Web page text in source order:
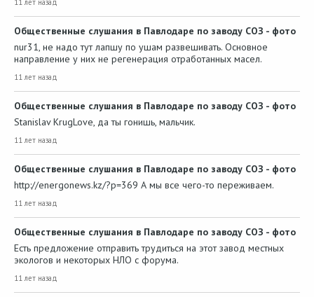
11 лет назад
Общественные слушания в Павлодаре по заводу СОЗ - фото
nur31, не надо тут лапшу по ушам развешивать. Основное
направление у них не регенерация отработанных масел.
11 лет назад
Общественные слушания в Павлодаре по заводу СОЗ - фото
Stanislav KrugLove, да ты гонишь, мальчик.
11 лет назад
Общественные слушания в Павлодаре по заводу СОЗ - фото
http://energonews.kz/?p=369 А мы все чего-то переживаем.
11 лет назад
Общественные слушания в Павлодаре по заводу СОЗ - фото
Есть предложение отправить трудиться на этот завод местных
экологов и некоторых НЛО с форума.
11 лет назад